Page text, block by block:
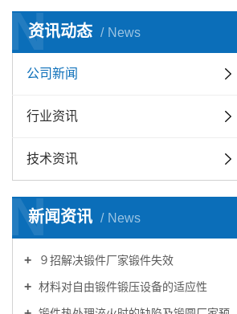
资讯动态 News
N
公司新闻
行业资讯
技术资讯
新闻资讯 News
N
９招解决锻件厂家锻件失效
材料对自由锻件锻压设备的适应性